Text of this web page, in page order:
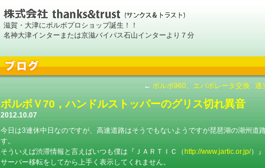
滋賀・大津にボルボプロショップ誕生！！
名神大津インターまたは京滋バイパス石山インターより７分
← ボルボ960、エバポレータ交換 適
ボルボＶ70，ハンドルストッパーのグリス切れ異音
2012.10.07
今日は3連休中日なのですが、高速道路はそうでもないようですが琵琶湖の湖州道
す。
そういえば渋滞情報と言えばいつも僕は『ＪＡＲＴＩＣ（ http://www.jartic.or.jp/）
サーバー移転をしてから上手く表示してくれません。